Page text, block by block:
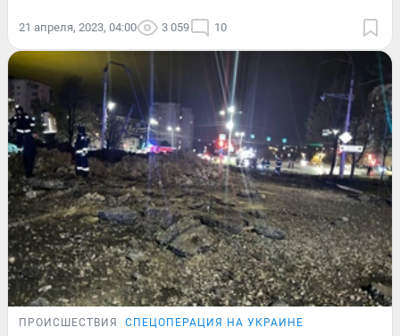
21 апреля, 2023, 04:00 3 059 10
ПРОИСШЕСТВИЯ СПЕЦОПЕРАЦИЯ НА УКРАИНЕ